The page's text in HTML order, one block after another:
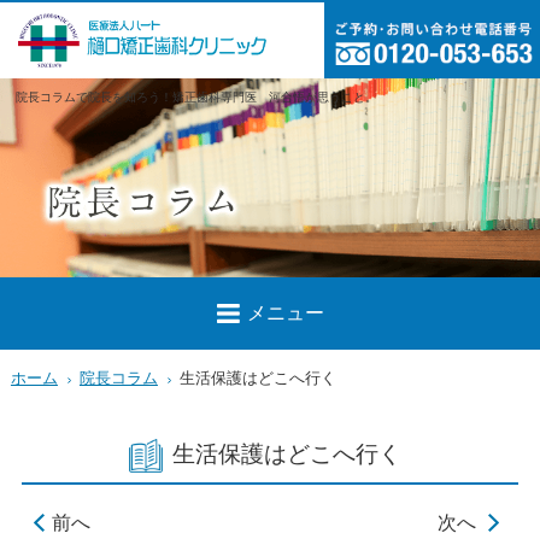
院長コラムで院長を知ろう！矯正歯科専門医 河合悟が思うこと。
メニュー
ホーム 院長コラム 生活保護はどこへ行く
生活保護はどこへ行く
前へ 次へ